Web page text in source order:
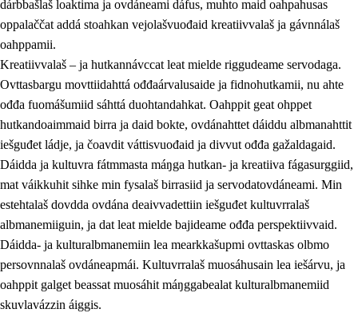
1.4 Hutkanillu, beroštupmi ja suokkardanhuovva
1.5
1.6 Demokratiija ja mielváikkuheapmi
dárbbašlaš loaktima ja ovdáneami dáfus, muhto maid oahpahusas
oppalaččat addá stoahkan vejolašvuođaid kreatiivvalaš ja gávnnálaš
oahppamii.
Kreatiivvalaš – ja hutkannávccat leat mielde riggudeame servodaga.
Ovttasbargu movttiidahttá ođđaárvalusaide ja fidnohutkamii, nu ahte
ođđa fuomášumiid sáhttá duohtandahkat. Oahppit geat ohppet
hutkandoaimmaid birra ja daid bokte, ovdánahttet dáiddu albmanahttit
iešguđet ládje, ja čoavdit váttisvuođaid ja divvut ođđa gažaldagaid.
Dáidda ja kultuvra fátmmasta máŋga hutkan- ja kreatiiva fágasurggiid,
mat váikkuhit sihke min fysalaš birrasiid ja servodatovdáneami. Min
estehtalaš dovdda ovdána deaivvadettiin iešguđet kultuvrralaš
albmanemiiguin, ja dat leat mielde bajideame ođđa perspektiivvaid.
Dáidda- ja kulturalbmanemiin lea mearkkašupmi ovttaskas olbmo
persovnnalaš ovdáneapmái. Kultuvrralaš muosáhusain lea iešárvu, ja
oahppit galget beassat muosáhit máŋggabealat kulturalbmanemiid
skuvlavázzin áiggis.